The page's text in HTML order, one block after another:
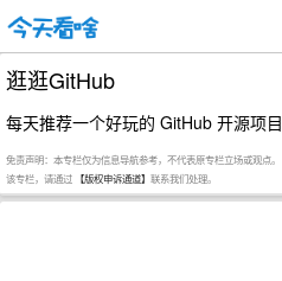
逛逛GitHub
每天推荐一个好玩的 GitHub 开源项目
免责声明：本专栏仅为信息导航参考，不代表原专栏立场或观点
该专栏，请通过 【版权申诉通道】 联系我们处理。